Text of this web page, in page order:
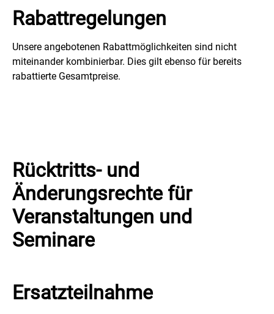
Rabattregelungen
Unsere angebotenen Rabattmöglichkeiten sind nicht
miteinander kombinierbar. Dies gilt ebenso für bereits
rabattierte Gesamtpreise.
Rücktritts- und
Änderungsrechte für
Veranstaltungen und
Seminare
Ersatzteilnahme